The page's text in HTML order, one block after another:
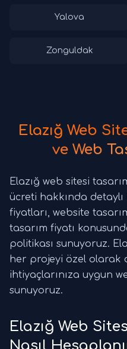
Yalova
Zonguldak
Elazığ Web
ve Web
Elazığ web sitesi
ücreti hakkında detaylı
fiyatları, website
tasarım fiyatı
politikası sunuyoruz.
her projeyi özel olarak
ihtiyaçlarınıza uygun
sunuyoruz.
Elazığ Web